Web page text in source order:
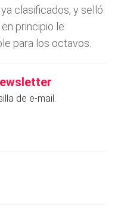
clasificados, y selló
principio le
para los octavos.
de e-mail.